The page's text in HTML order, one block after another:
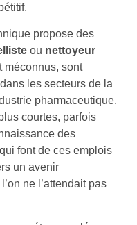
propose des
ou nettoyeur
méconnus, sont
les secteurs de la
pharmaceutique.
courtes, parfois
des
font de ces emplois
un avenir
ne l’attendait pas